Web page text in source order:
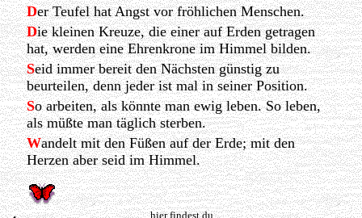
Der Teufel hat Angst vor fröhlichen Menschen.
Die kleinen Kreuze, die einer auf Erden getragen
hat, werden eine Ehrenkrone im Himmel bilden.
Seid immer bereit den Nächsten günstig zu
beurteilen, denn jeder ist mal in seiner Position.
So arbeiten, als könnte man ewig leben. So leben,
als müßte man täglich sterben.
Wandelt mit den Füßen auf der Erde; mit den
Herzen aber seid im Himmel.
hier findest du